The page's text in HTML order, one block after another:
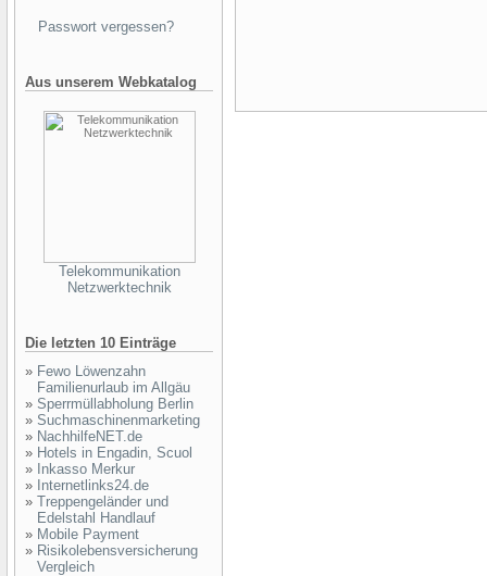
Passwort vergessen?
Aus unserem Webkatalog
Telekommunikation
Netzwerktechnik
Die letzten 10 Einträge
» Fewo Löwenzahn
Familienurlaub im Allgäu
» Sperrmüllabholung Berlin
» Suchmaschinenmarketing
» NachhilfeNET.de
» Hotels in Engadin, Scuol
» Inkasso Merkur
» Internetlinks24.de
» Treppengeländer und
Edelstahl Handlauf
» Mobile Payment
» Risikolebensversicherung
Vergleich